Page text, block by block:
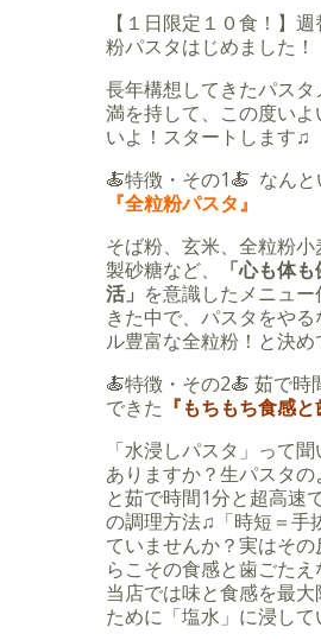
【１日限定１０食！】
粉パスタはじめました！
長年構想してきたパスタ
満を持して、この度いよ
いよ！スタートします♫
🍝特徴・その1🍝 なんと
『全粒粉パスタ』
そば粉、玄米、全粒粉
製砂糖など、
「心も体
活」 を意識したメニュー
きた中で、パスタをやる
ル豊富な全粒粉！と決め
🍝特徴・その2🍝 茹で時
できた 『もちもち食感と
「水浸しパスタ」って
ありますか？生パスタ
と茹で時間1分と超高速
の調理方法♫「時短＝手
ていませんか？実はそ
らこその食感と歯ごたえ
当店では味と食感を最
ために「塩水」に浸して